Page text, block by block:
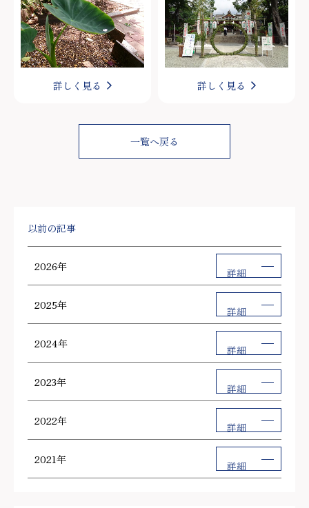
詳しく見る 詳しく見る
一覧へ戻る
以前の記事
2026年 詳細
2025年 詳細
2024年 詳細
2023年 詳細
2022年 詳細
2021年 詳細